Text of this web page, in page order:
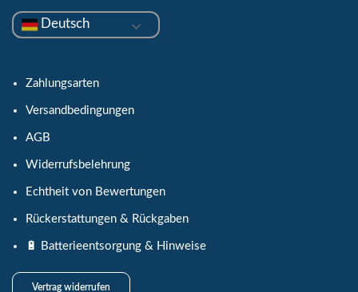
Deutsch
Zahlungsarten
Versandbedingungen
AGB
Widerrufsbelehrung
Echtheit von Bewertungen
Rückerstattungen & Rückgaben
🔋 Batterieentsorgung & Hinweise
Vertrag widerrufen